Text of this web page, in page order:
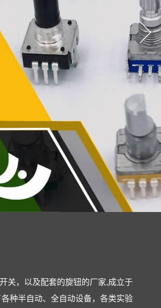
关，以及配套的旋钮的厂家,成立于
种半自动、全自动设备，各类实验